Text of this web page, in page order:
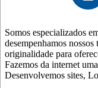
Somos especializados
desempenhamos
originalidade para
Fazemos da internet
Desenvolvemos sites,